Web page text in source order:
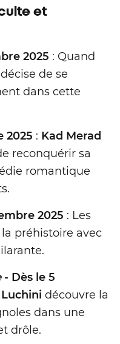
et
2025 : Quand
de se
dans cette
2025 : Kad Merad
reconquérir sa
romantique
2025 : Les
préhistoire avec
- Dès le 5
découvre la
dans une
drôle.